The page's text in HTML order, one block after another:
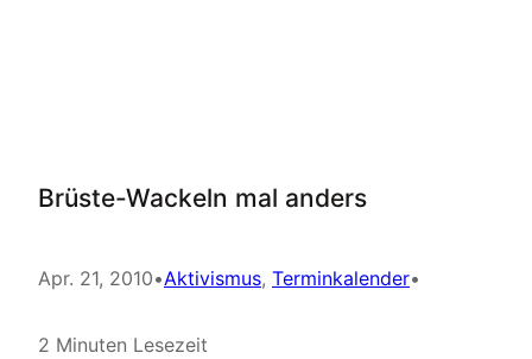
Brüste-Wackeln mal anders
Apr. 21, 2010•Aktivismus, Terminkalender•
2 Minuten Lesezeit